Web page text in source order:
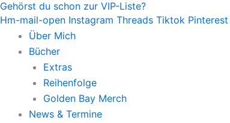
Zum
Inhalt
springen
Gehörst du schon zur VIP-Liste?
Hm-mail-open Instagram Threads Tiktok Pinterest
Über Mich
Bücher
Extras
Reihenfolge
Golden Bay Merch
News & Termine